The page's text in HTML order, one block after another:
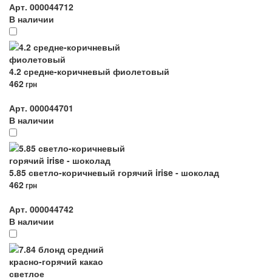
Арт. 000044712
В наличии
4.2 средне-коричневый фиолетовый
462грн
Арт. 000044701
В наличии
5.85 светло-коричневый горячий irise - шоколад
462грн
Арт. 000044742
В наличии